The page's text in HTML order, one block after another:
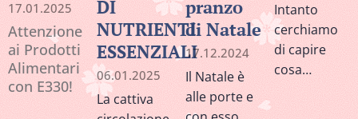
usato.
della mente.
di funzioni
cruciali.
al carrello
della spesa
questo
mese:
17.01.2025
Attenzione
ai Prodotti
Alimentari
con E330!
DI
NUTRIENTI
ESSENZIALI
06.01.2025
La cattiva
pranzo
di Natale
17.12.2024
Il Natale è
alle porte e
Intanto
cerchiamo
di capire
cosa
significa Il
termine FIR: